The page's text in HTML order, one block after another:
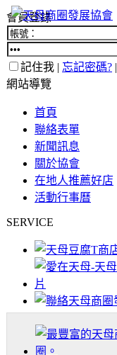
會員登錄
記住我 | 忘記密碼? |
網站導覽
首頁
聯絡表單
新聞訊息
關於協會
在地人推薦好店
活動行事曆
SERVICE